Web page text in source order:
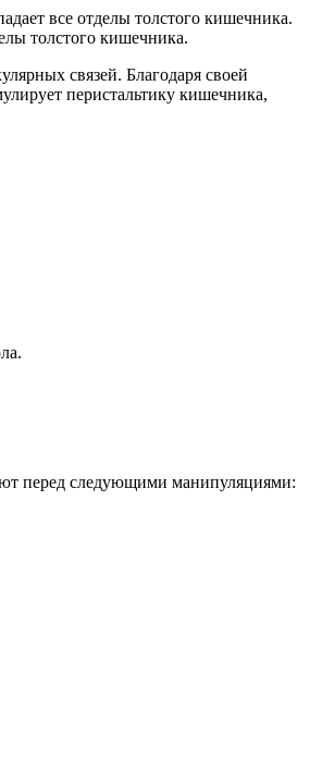
все отделы толстого кишечника.
толстого кишечника.
связей. Благодаря своей
перистальтику кишечника,
перед следующими манипуляциями: